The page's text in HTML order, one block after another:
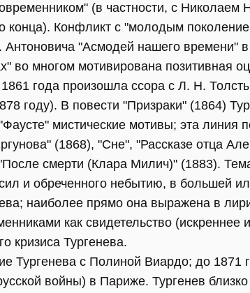
(в частности, с Николаем
конца). Конфликт с "молодым
"Асмодей нашего времени"
во многом мотивирована позитивная
года произошла ссора с Л. Н.
году). В повести "Призраки" (1864)
мистические мотивы; эта линия
(1868), "Сне", "Рассказе отца
смерти (Клара Милич)" (1883).
и обреченного небытию, в большей
наиболее прямо она выражена в
как свидетельство (искреннее
кризиса Тургенева.
Тургенева с Полиной Виардо; до 1871
войны) в Париже. Тургенев